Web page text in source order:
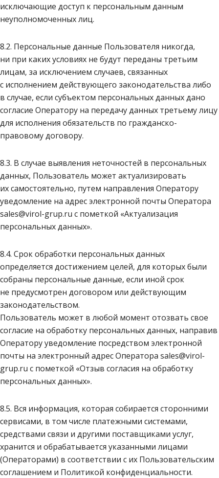
исключающие доступ к персональным данным
неуполномоченных лиц.
8.2. Персональные данные Пользователя никогда,
ни при каких условиях не будут переданы третьим
лицам, за исключением случаев, связанных
с исполнением действующего законодательства либо
в случае, если субъектом персональных данных дано
согласие Оператору на передачу данных третьему лицу
для исполнения обязательств по гражданско-
правовому договору.
8.3. В случае выявления неточностей в персональных
данных, Пользователь может актуализировать
их самостоятельно, путем направления Оператору
уведомление на адрес электронной почты Оператора
sales@virol-grup.ru с пометкой «Актуализация
персональных данных».
8.4. Срок обработки персональных данных
определяется достижением целей, для которых были
собраны персональные данные, если иной срок
не предусмотрен договором или действующим
законодательством.
Пользователь может в любой момент отозвать свое
согласие на обработку персональных данных, направив
Оператору уведомление посредством электронной
почты на электронный адрес Оператора sales@virol-
grup.ru с пометкой «Отзыв согласия на обработку
персональных данных».
8.5. Вся информация, которая собирается сторонними
сервисами, в том числе платежными системами,
средствами связи и другими поставщиками услуг,
хранится и обрабатывается указанными лицами
(Операторами) в соответствии с их Пользовательским
соглашением и Политикой конфиденциальности.